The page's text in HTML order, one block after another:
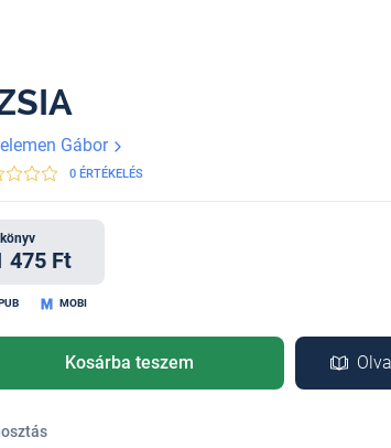
Gábor
0 ÉRTÉKELÉS
475 Ft
MOBI
Kosárba teszem